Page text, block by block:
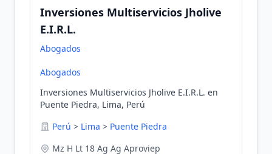
Inversiones Multiservicios Jholive
E.I.R.L.
Abogados
Abogados
Inversiones Multiservicios Jholive E.I.R.L. en
Puente Piedra, Lima, Perú
Perú > Lima > Puente Piedra
Mz H Lt 18 Ag Ag Aproviep